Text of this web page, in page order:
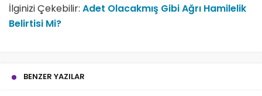
İlginizi Çekebilir: Adet Olacakmış Gibi Ağrı Hamilelik
Belirtisi Mi?
BENZER YAZILAR